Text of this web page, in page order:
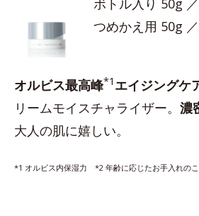
ボトル入り 50g
つめかえ用 50g
オルビス最高峰*1 エイジングケ
リームモイスチャライザー。 濃
大人の肌に嬉しい。
*1 オルビス内保湿力 *2 年齢に応じたお手入れのこ